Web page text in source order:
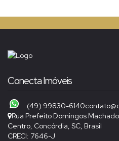
Conecta Imóveis
(49) 99830-6140
Rua Prefeito Domingos
Centro, Concórdia, SC, Brasil
CRECI: 7646-J